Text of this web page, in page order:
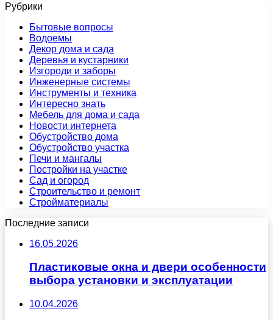
Рубрики
Бытовые вопросы
Водоемы
Декор дома и сада
Деревья и кустарники
Изгороди и заборы
Инженерные системы
Инструменты и техника
Интересно знать
Мебель для дома и сада
Новости интернета
Обустройство дома
Обустройство участка
Печи и мангалы
Постройки на участке
Сад и огород
Строительство и ремонт
Стройматериалы
Последние записи
16.05.2026
Пластиковые окна и двери особенности
выбора установки и эксплуатации
10.04.2026